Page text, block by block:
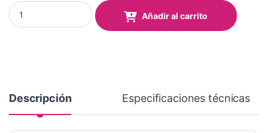
Boquilla ollados de plástico 8 mm para olladora HPS025 /
Añadir al carrito
Descripción Especificaciones técnicas